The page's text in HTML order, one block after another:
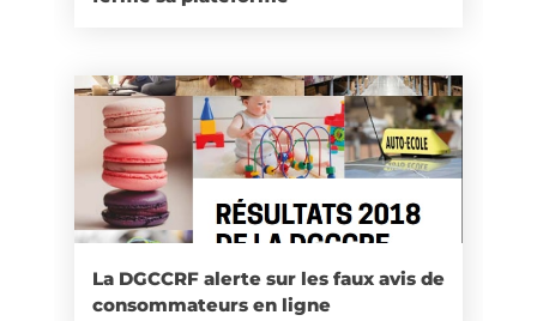
La DGCCRF alerte sur les faux avis de
consommateurs en ligne